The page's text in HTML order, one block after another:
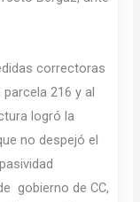
correctoras
216 y al
logró la
no despejó el
gobierno de CC,